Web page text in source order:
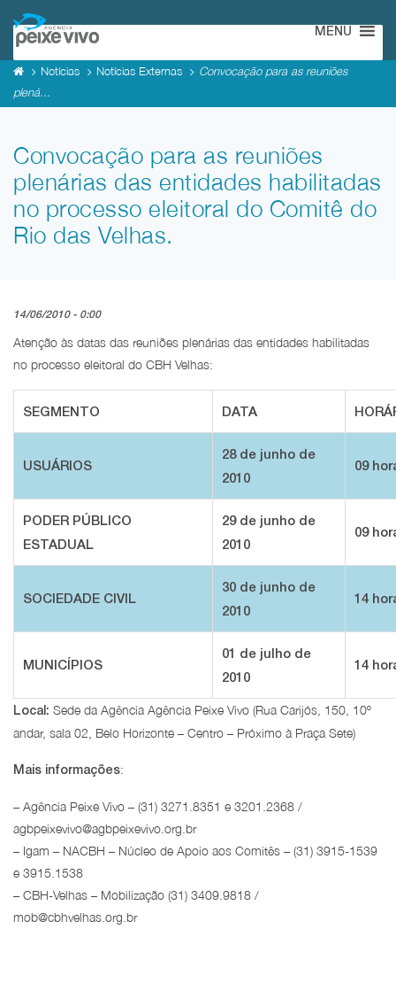
MENU
Notícias Notícias Externas
Convocação para as reuniões
plená...
Convocação para as reuniões
plenárias das entidades habilitadas
no processo eleitoral do Comitê do
Rio das Velhas.
14/06/2010 - 0:00
Atenção às datas das reuniões plenárias das entidades habilitadas
no processo eleitoral do CBH Velhas:
SEGMENTO DATA
USUÁRIOS
28 de junho de
2010
09
PODER PÚBLICO
ESTADUAL
29 de junho de
2010
09
SOCIEDADE CIVIL
30 de junho de
2010
14
MUNICÍPIOS
01 de julho de
2010
14
Local: Sede da Agência Agência Peixe Vivo (Rua Carijós, 150, 10º
andar, sala 02, Belo Horizonte – Centro – Próximo à Praça Sete)
Mais informações:
– Agência Peixe Vivo – (31) 3271.8351 e 3201.2368 /
agbpeixevivo@agbpeixevivo.org.br
– Igam – NACBH – Núcleo de Apoio aos Comitês – (31) 3915-1539
e 3915.1538
– CBH-Velhas – Mobilização (31) 3409.9818 /
mob@cbhvelhas.org.br